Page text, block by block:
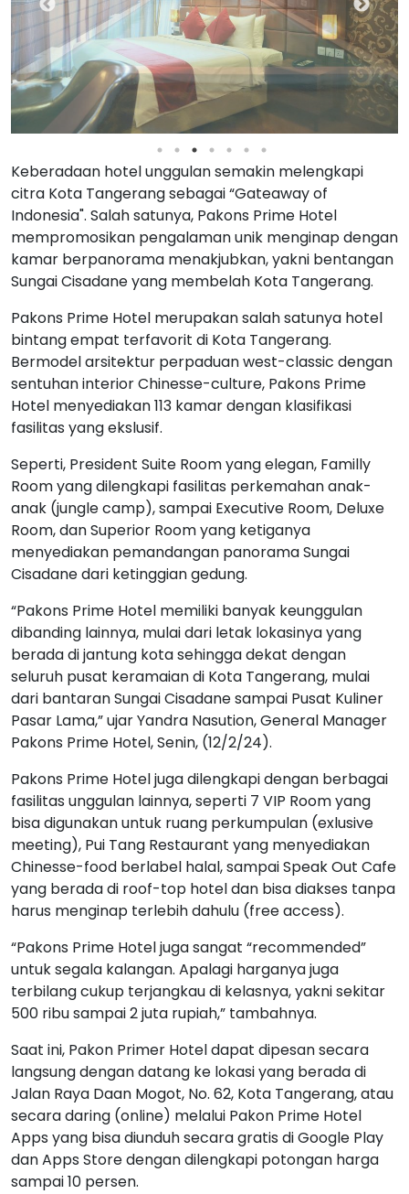
Keberadaan hotel unggulan semakin melengkapi
citra Kota Tangerang sebagai “Gateaway of
Indonesia". Salah satunya, Pakons Prime Hotel
mempromosikan pengalaman unik menginap dengan
kamar berpanorama menakjubkan, yakni bentangan
Sungai Cisadane yang membelah Kota Tangerang.
Pakons Prime Hotel merupakan salah satunya hotel
bintang empat terfavorit di Kota Tangerang.
Bermodel arsitektur perpaduan west-classic dengan
sentuhan interior Chinesse-culture, Pakons Prime
Hotel menyediakan 113 kamar dengan klasifikasi
fasilitas yang ekslusif.
Seperti, President Suite Room yang elegan, Familly
Room yang dilengkapi fasilitas perkemahan anak-
anak (jungle camp), sampai Executive Room, Deluxe
Room, dan Superior Room yang ketiganya
menyediakan pemandangan panorama Sungai
Cisadane dari ketinggian gedung.
“Pakons Prime Hotel memiliki banyak keunggulan
dibanding lainnya, mulai dari letak lokasinya yang
berada di jantung kota sehingga dekat dengan
seluruh pusat keramaian di Kota Tangerang, mulai
dari bantaran Sungai Cisadane sampai Pusat Kuliner
Pasar Lama,” ujar Yandra Nasution, General Manager
Pakons Prime Hotel, Senin, (12/2/24).
Pakons Prime Hotel juga dilengkapi dengan berbagai
fasilitas unggulan lainnya, seperti 7 VIP Room yang
bisa digunakan untuk ruang perkumpulan (exlusive
meeting), Pui Tang Restaurant yang menyediakan
Chinesse-food berlabel halal, sampai Speak Out Cafe
yang berada di roof-top hotel dan bisa diakses tanpa
harus menginap terlebih dahulu (free access).
“Pakons Prime Hotel juga sangat “recommended”
untuk segala kalangan. Apalagi harganya juga
terbilang cukup terjangkau di kelasnya, yakni sekitar
500 ribu sampai 2 juta rupiah,” tambahnya.
Saat ini, Pakon Primer Hotel dapat dipesan secara
langsung dengan datang ke lokasi yang berada di
Jalan Raya Daan Mogot, No. 62, Kota Tangerang, atau
secara daring (online) melalui Pakon Prime Hotel
Apps yang bisa diunduh secara gratis di Google Play
dan Apps Store dengan dilengkapi potongan harga
sampai 10 persen.